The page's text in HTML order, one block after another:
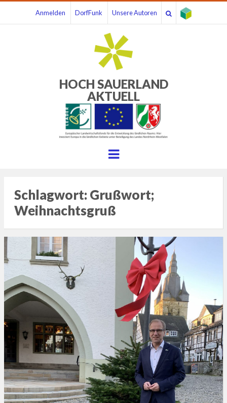
Anmelden DorfFunk Unsere Autoren
HOCH SAUERLAND
AKTUELL
Menu
Schlagwort: Grußwort;
Weihnachtsgruß